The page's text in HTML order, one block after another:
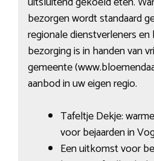
bezorgen wordt standaard
regionale dienstverleners
bezorging is in handen van
gemeente
aanbod in uw eigen regio.
Tafeltje Dekje:
voor bejaarden in
Een uitkomst voor